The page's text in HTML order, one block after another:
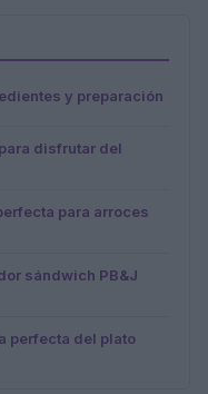
y preparación
disfrutar del
para arroces
sándwich PB&J
perfecta del plato